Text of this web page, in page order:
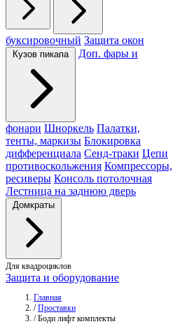
буксировочный Защита окон
Кузов пикапа Доп. фары и
фонари Шноркель Палатки,
тенты, маркизы Блокировка
дифференциала Сенд-траки Цепи
противоскольжения Компрессоры,
ресиверы Консоль потолочная
Лестница на заднюю дверь
Домкраты
Для квадроциклов
Защита и оборудование
Главная
/ Проставки
/ Боди лифт комплекты